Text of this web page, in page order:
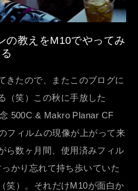
の教えをM10でやってみ
る
きたので、またこのブログに
（笑）この秋に手放した
500C & Makro Planar CF
フィルムの現像が上がって来
ら数ヶ月間、使用済みフィル
かり忘れて持ち歩いていた
笑）。それだけM10が面白か